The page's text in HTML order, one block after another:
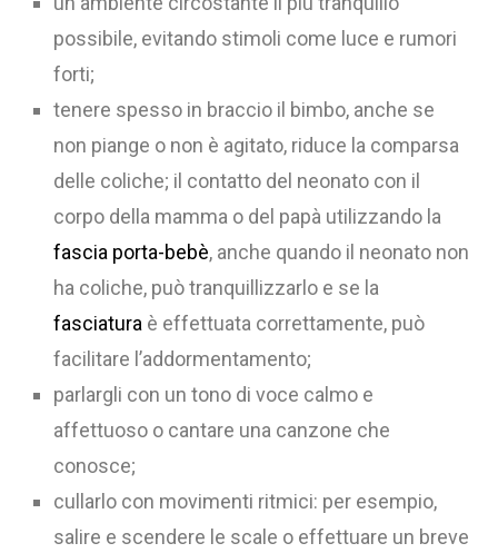
possibile, evitando stimoli come luce e rumori
forti;
tenere spesso in braccio il bimbo, anche se
non piange o non è agitato, riduce la comparsa
delle coliche; il contatto del neonato con il
corpo della mamma o del papà utilizzando la
fascia porta-bebè, anche quando il neonato non
ha coliche, può tranquillizzarlo e se la
fasciatura è effettuata correttamente, può
facilitare l’addormentamento;
parlargli con un tono di voce calmo e
affettuoso o cantare una canzone che
conosce;
cullarlo con movimenti ritmici: per esempio,
salire e scendere le scale o effettuare un breve